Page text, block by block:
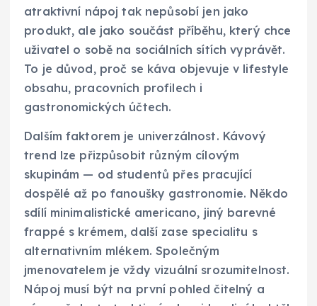
atraktivní nápoj tak nepůsobí jen jako
produkt, ale jako součást příběhu, který chce
uživatel o sobě na sociálních sítích vyprávět.
To je důvod, proč se káva objevuje v lifestyle
obsahu, pracovních profilech i
gastronomických účtech.
Dalším faktorem je univerzálnost. Kávový
trend lze přizpůsobit různým cílovým
skupinám — od studentů přes pracující
dospělé až po fanoušky gastronomie. Někdo
sdílí minimalistické americano, jiný barevné
frappé s krémem, další zase specialitu s
alternativním mlékem. Společným
jmenovatelem je vždy vizuální srozumitelnost.
Nápoj musí být na první pohled čitelný a